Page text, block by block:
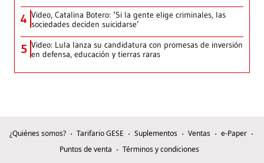
4 Video, Catalina Botero: ‘Si la gente elige criminales, las
sociedades deciden suicidarse’
5 Video: Lula lanza su candidatura con promesas de inversión
en defensa, educación y tierras raras
¿Quiénes somos? Tarifario GESE Suplementos Ventas
e-Paper
Puntos de venta
Términos y condiciones